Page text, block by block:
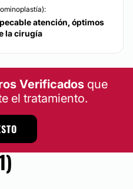
atención, óptimos
la cirugía
Verificados que
el tratamiento.